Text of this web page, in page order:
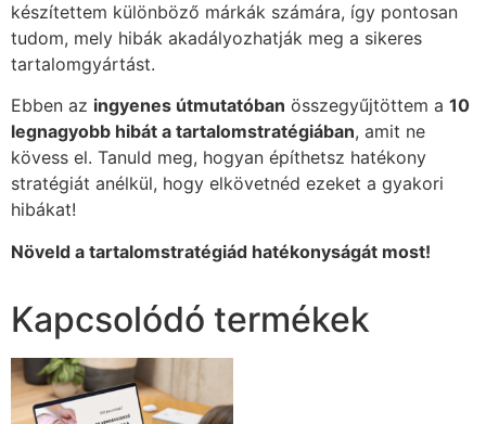
készítettem különböző márkák számára, így pontosan
tudom, mely hibák akadályozhatják meg a sikeres
tartalomgyártást.
Ebben az ingyenes útmutatóban összegyűjtöttem a 10
legnagyobb hibát a tartalomstratégiában, amit ne
kövess el. Tanuld meg, hogyan építhetsz hatékony
stratégiát anélkül, hogy elkövetnéd ezeket a gyakori
hibákat!
Növeld a tartalomstratégiád hatékonyságát most!
Kapcsolódó termékek